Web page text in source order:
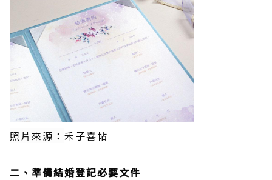
照片來源： 禾子喜帖
二、準備結婚登記必要文件